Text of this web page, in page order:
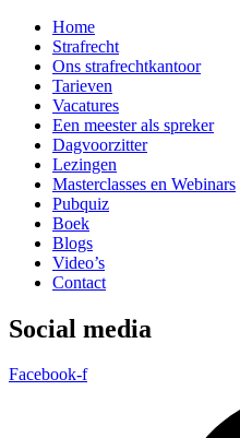
Home
Strafrecht
Ons strafrecht­kantoor
Tarieven
Vacatures
Een meester als spreker
Dagvoorzitter
Lezingen
Masterclasses en Webinars
Pubquiz
Boek
Blogs
Video’s
Contact
Social media
Facebook-f